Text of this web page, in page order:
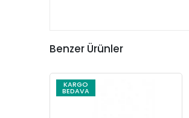
Benzer Ürünler
KARGO
BEDAVA